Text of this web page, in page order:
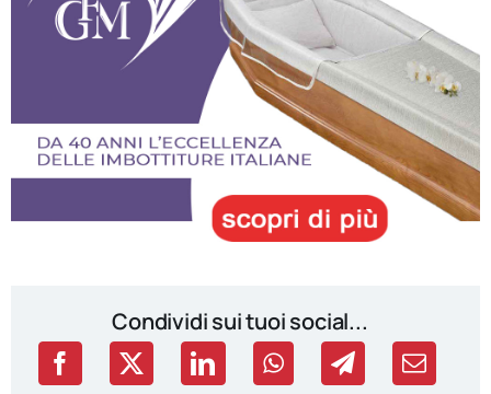
Condividi sui tuoi social...